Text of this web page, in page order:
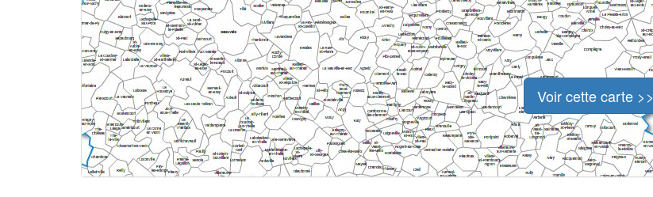
Voir cette carte >>